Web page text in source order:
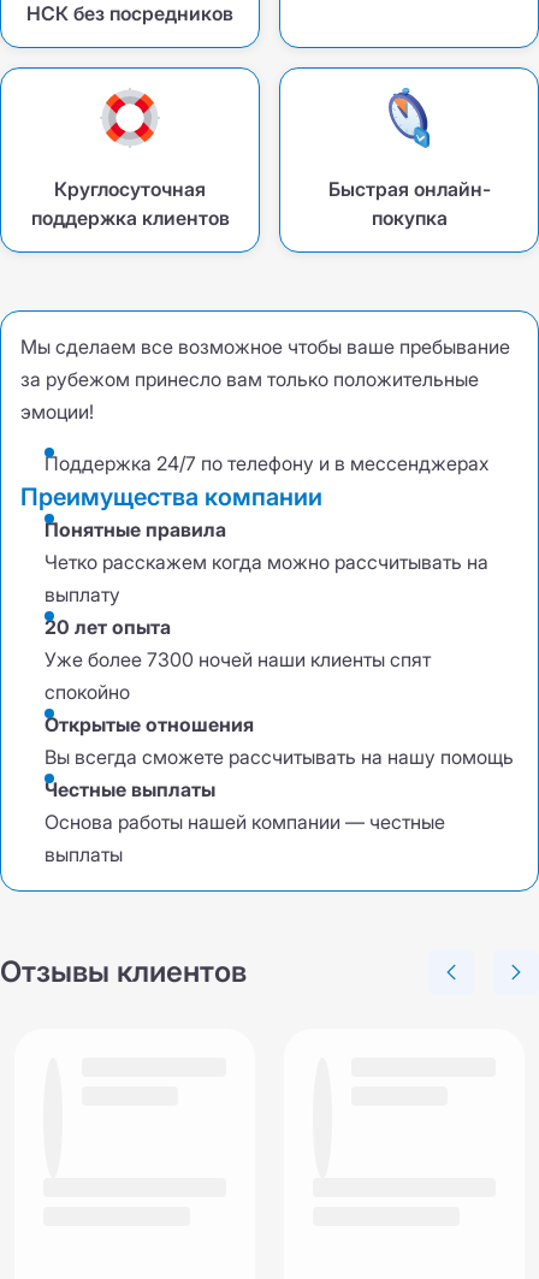
НСК без посредников
Круглосуточная
поддержка клиентов
Быстрая онлайн-
покупка
Мы сделаем все возможное чтобы ваше пребывание
за рубежом принесло вам только положительные
эмоции!
Поддержка 24/7 по телефону и в мессенджерах
Преимущества компании
Понятные правила
Четко расскажем когда можно рассчитывать на
выплату
20 лет опыта
Уже более 7300 ночей наши клиенты спят
спокойно
Открытые отношения
Вы всегда сможете рассчитывать на нашу помощь
Честные выплаты
Основа работы нашей компании — честные
выплаты
Отзывы клиентов